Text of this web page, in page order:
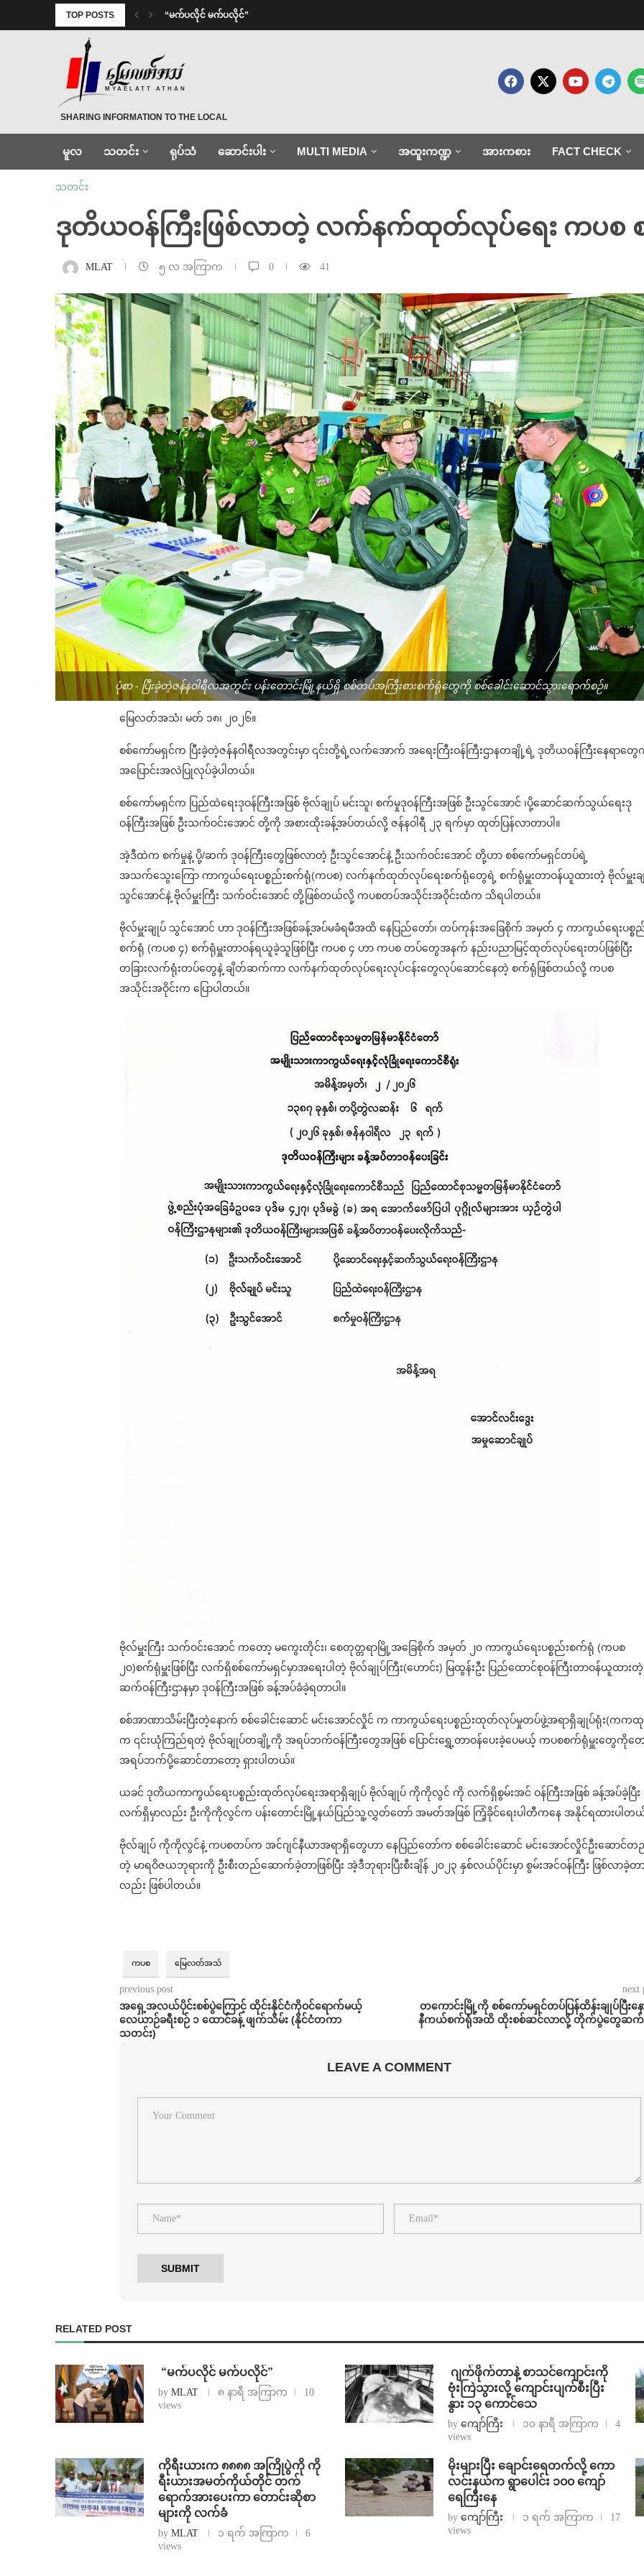
TOP POSTS ⁨ ⁨“မက်ပလိုင် မက်ပလိုင်”
MYAELATT ATHAN
SHARING INFORMATION TO THE LOCAL
မူလ သတင်း ရုပ်သံ ဆောင်းပါး MULTI MEDIA အထူးကဏ္ဍ အားကစား FACT CHECK
သတင်း
ဒုတိယဝန်ကြီးဖြစ်လာတဲ့ လက်နက်ထုတ်လုပ်ရေး ကပစ
MLAT ၅ လ အကြာက 0 41
ပုံစာ - ပြီးခဲ့တဲ့ဇန်နဝါရီလအတွင်း ပန်းတောင်းမြို့နယ်ရှိ စစ်တပ်အကြီးစားစက်ရုံတွေကို စစ်ခေါင်းဆောင်သွားရောက်စဉ်။
မြေလတ်အသံ၊ မတ် ၁၈၊ ၂၀၂၆။
စစ်ကော်မရှင်က ပြီးခဲ့တဲ့ဇန်နဝါရီလအတွင်းမှာ ၎င်းတို့ရဲ့လက်အောက် အရေးကြီးဝန်ကြီးဌာနတချို့ရဲ့ ဒုတိယဝန်ကြီးနေရာတွေ
အပြောင်းအလဲပြုလုပ်ခဲ့ပါတယ်။
စစ်ကော်မရှင်က ပြည်ထဲရေးဒုဝန်ကြီးအဖြစ် ဗိုလ်ချုပ် မင်းသူ၊ စက်မှုဒုဝန်ကြီးအဖြစ် ဦးသွင်အောင် ၊ပို့ဆောင်ဆက်သွယ်ရေးဒု
ဝန်ကြီးအဖြစ် ဦးသက်ဝင်းအောင် တို့ကို အစားထိုးခန့်အပ်တယ်လို့ ဇန်နဝါရီ ၂၃ ရက်မှာ ထုတ်ပြန်လာတာပါ။
အဲ့ဒီထဲက စက်မှုနဲ့ ပို့/ဆက် ဒုဝန်ကြီးတွေဖြစ်လာတဲ့ ဦးသွင်အောင်နဲ့ ဦးသက်ဝင်းအောင် တို့ဟာ စစ်ကော်မရှင်တပ်ရဲ့
အသက်သွေးကြော ကာကွယ်ရေးပစ္စည်းစက်ရုံ(ကပစ) လက်နက်ထုတ်လုပ်ရေးစက်ရုံတွေရဲ့ စက်ရုံမှူးတာဝန်ယူထားတဲ့ ဗိုလ်မှူးခ
သွင်အောင်နဲ့ ဗိုလ်မှူးကြီး သက်ဝင်းအောင် တို့ဖြစ်တယ်လို့ ကပစတပ်အသိုင်းအဝိုင်းထံက သိရပါတယ်။
ဗိုလ်မှူးချုပ် သွင်အောင် ဟာ ဒုဝန်ကြီးအဖြစ်ခန့်အပ်မခံရမီအထိ နေပြည်တော်၊ တပ်ကုန်းအခြေစိုက် အမှတ် ၄ ကာကွယ်ရေးပစ္စ
စက်ရုံ (ကပစ ၄) စက်ရုံမှူးတာဝန်ရယူခဲ့သူဖြစ်ပြီး ကပစ ၄ ဟာ ကပစ တပ်တွေအနက် နည်းပညာမြင့်ထုတ်လုပ်ရေးတပ်ဖြစ်ပြီး
တခြားလက်ရုံးတပ်တွေနဲ့ ချိတ်ဆက်ကာ လက်နက်ထုတ်လုပ်ရေးလုပ်ငန်းတွေလုပ်ဆောင်နေတဲ့ စက်ရုံဖြစ်တယ်လို့ ကပစ
အသိုင်းအဝိုင်းက ပြောပါတယ်။
ဗိုလ်မှူးကြီး သက်ဝင်းအောင် ကတော့ မကွေးတိုင်း၊ စေတုတ္တရာမြို့အခြေစိုက် အမှတ် ၂၀ ကာကွယ်ရေးပစ္စည်းစက်ရုံ (ကပစ
၂၀)စက်ရုံမှူးဖြစ်ပြီး လက်ရှိစစ်ကော်မရှင်မှာအရေးပါတဲ့ ဗိုလ်ချုပ်ကြီး(ဟောင်း) မြထွန်းဦး ပြည်ထောင်စုဝန်ကြီးတာဝန်ယူထား
ဆက်ဝန်ကြီးဌာနမှာ ဒုဝန်ကြီးအဖြစ် ခန့်အပ်ခံခဲ့ရတာပါ။
စစ်အာဏာသိမ်းပြီးတဲ့နောက် စစ်ခေါင်းဆောင် မင်းအောင်လှိုင် က ကာကွယ်ရေးပစ္စည်းထုတ်လုပ်မှုတပ်ဖွဲ့အရာရှိချုပ်ရုံး(ကက
က ၎င်းယုံကြည်ရတဲ့ ဗိုလ်ချုပ်တချို့ကို အရပ်ဘက်ဝန်ကြီးတွေအဖြစ် ပြောင်းရွှေ့တာဝန်ပေးခဲ့ပေမယ့် ကပစစက်ရုံမှူးတွေကိုတ
အရပ်ဘက်ပို့ဆောင်တာတော့ ရှားပါတယ်။
ယခင် ဒုတိယကာကွယ်ရေးပစ္စည်းထုတ်လုပ်ရေးအရာရှိချုပ် ဗိုလ်ချုပ် ကိုကိုလွင် ကို လက်ရှိစွမ်းအင် ဝန်ကြီးအဖြစ် ခန့်အပ်ခဲ့ပြီး
လက်ရှိမှာလည်း ဦးကိုကိုလွင်က ပန်းတောင်းမြို့နယ်ပြည်သူ့လွှတ်တော် အမတ်အဖြစ် ကြံ့ခိုင်ရေးပါတီကနေ အနိုင်ရထားပါတ
ဗိုလ်ချုပ် ကိုကိုလွင်နဲ့ ကပစတပ်က အင်ဂျင်နီယာအရာရှိတွေဟာ နေပြည်တော်က စစ်ခေါင်းဆောင် မင်းအောင်လှိုင်ဦးဆောင်တ
တဲ့ မာရဝိဇယဘုရားကို ဦးစီးတည်ဆောက်ခဲ့တာဖြစ်ပြီး အဲ့ဒီဘုရားပြီးစီးချိန် ၂၀၂၃ နှစ်လယ်ပိုင်းမှာ စွမ်းအင်ဝန်ကြီး ဖြစ်လာခဲ့တ
လည်း ဖြစ်ပါတယ်။
ကပစ မြေလတ်အသံ
previous post
အရှေ့အလယ်ပိုင်းစစ်ပွဲကြောင့် ထိုင်းနိုင်ငံကိုဝင်ရောက်မယ့်
လေယာဉ်ခရီးစဉ် ၁ ထောင်ခန့် ဖျက်သိမ်း (နိုင်ငံတကာ
သတင်း)
next
တကောင်းမြို့ကို စစ်ကော်မရှင်တပ်ပြန်ထိန်းချုပ်ပြီးန
နီကယ်စက်ရုံအထိ ထိုးစစ်ဆင်လာလို့ တိုက်ပွဲတွေဆက်ဖ
LEAVE A COMMENT
RELATED POST
⁨ ⁨“မက်ပလိုင် မက်ပလိုင်”
by MLAT ၈ နာရီ အကြာက
10
views
⁨⁩ ⁨ဂျက်ဖိုက်တာနဲ့ စာသင်ကျောင်းကို
ဗုံးကြဲသွားလို့ ကျောင်းပျက်စီးပြီး
နွား ၁၃ ကောင်သေ
by ကျော်ကြီး ၁၀ နာရီ အကြာက
4
views
ကိုရီးယားက ၈၈၈၈ အကြိုပွဲကို ကို
ရီးယားအမတ်ကိုယ်တိုင် တက်
ရောက်အားပေးကာ တောင်းဆိုစာ
များကို လက်ခံ
by MLAT ၁ ရက် အကြာက
6
views
⁨မိုးများပြီး ချောင်းရေတက်လို့ ကော
လင်းနယ်က ရွာပေါင်း ၁၀၀ ကျော်
ရေကြီးနေ
by ကျော်ကြီး ၁ ရက် အကြာက
17
views